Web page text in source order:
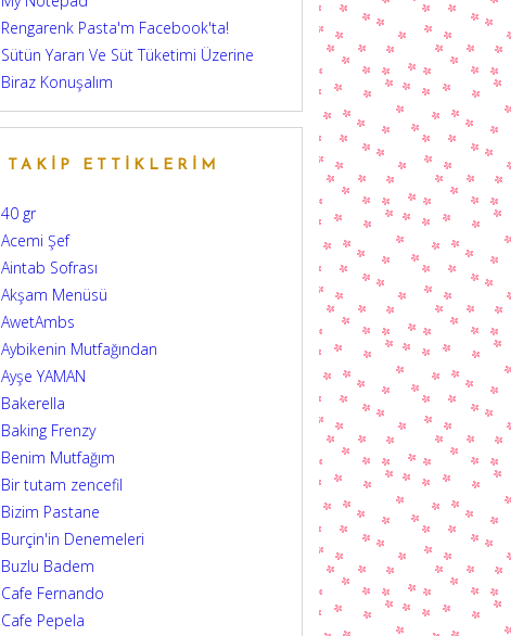
Rengarenk Pasta'm Facebook'ta!
Sütün Yararı Ve Süt Tüketimi Üzerine
Biraz Konuşalım
TAKIP ETTIKLERIM
40 gr
Acemi Şef
Aintab Sofrası
Akşam Menüsü
AwetAmbs
Aybikenin Mutfağından
Ayşe YAMAN
Bakerella
Baking Frenzy
Benim Mutfağım
Bir tutam zencefil
Bizim Pastane
Burçin'in Denemeleri
Buzlu Badem
Cafe Fernando
Cafe Pepela